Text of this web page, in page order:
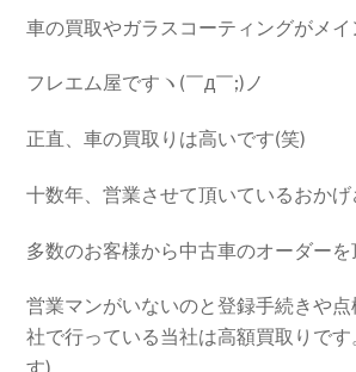
車の買取やガラスコーティングがメ
フレエム屋ですヽ(￣д￣;)ノ
正直、車の買取りは高いです(笑)
十数年、営業させて頂いているおか
多数のお客様から中古車のオーダーを
営業マンがいないのと登録手続きや
社で行っている当社は高額買取りで